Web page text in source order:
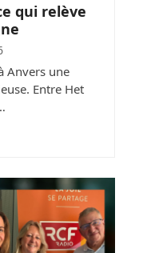
qui relève
Anvers une
Entre Het